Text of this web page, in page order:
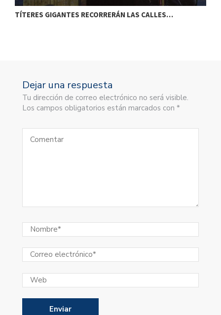
TÍTERES GIGANTES RECORRERÁN LAS CALLES…
Dejar una respuesta
Tu dirección de correo electrónico no será visible.
Los campos obligatorios están marcados con *